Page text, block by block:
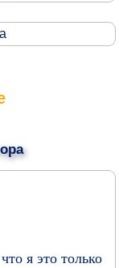
я это только